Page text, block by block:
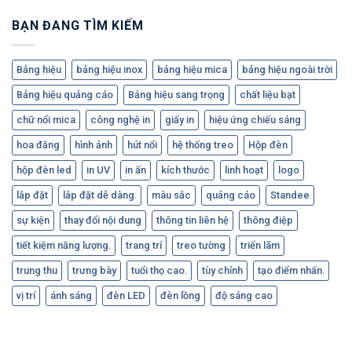
BẠN ĐANG TÌM KIẾM
Bảng hiệu bảng hiệu inox bảng hiệu mica bảng hiệu ngoài trời
Bảng hiệu quảng cáo Bảng hiệu sang trọng chất liệu bạt
chữ nổi mica công nghệ in giấy in hiệu ứng chiếu sáng
hoa đăng hình ảnh hút nổi hệ thống treo Hộp đèn
hộp đèn led in UV in ấn kích thước linh hoạt logo
lắp đặt lắp đặt dễ dàng. màu sắc quảng cáo Standee
sự kiện thay đổi nội dung thông tin liên hệ thông điệp
tiết kiệm năng lượng. trang trí treo tường triển lãm
trung thu trưng bày tuổi thọ cao. tùy chỉnh tạo điểm nhấn.
vị trí ánh sáng đèn LED đèn lồng độ sáng cao